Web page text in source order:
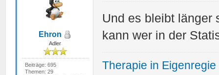
Ehron
Adler
Beiträge: 695
Themen: 29
Und es bleibt länger
kann wer in der
Therapie in